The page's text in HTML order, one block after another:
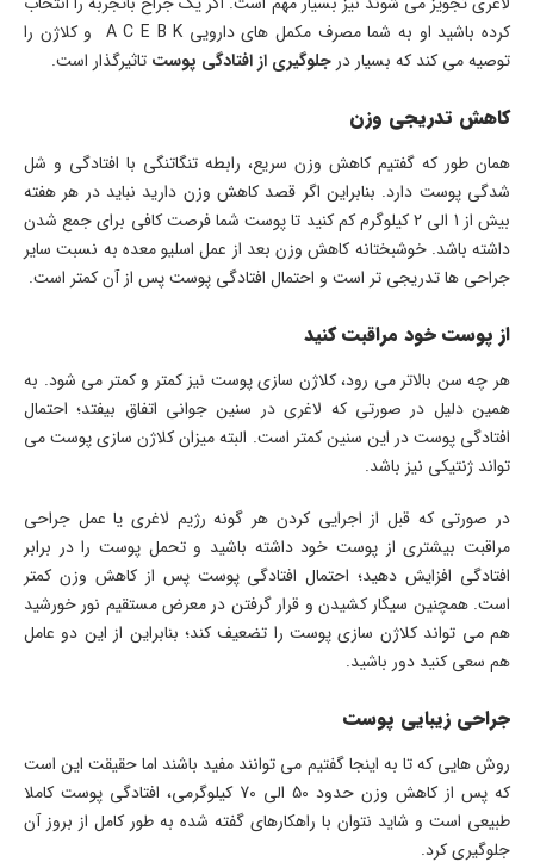
کرده باشید او به شما مصرف مکمل های دارویی A C E B K و کلاژن را
توصیه می کند که بسیار درجلوگیری از افتادگی پوست تاثیرگذار است.
کاهش تدریجی وزن
همان طور که گفتیم کاهش وزن سریع، رابطه تنگاتنگی با افتادگی و شل
شدگی پوست دارد. بنابراین اگر قصد کاهش وزن دارید نباید در هر هفته
بیش از 1 الی 2 کیلوگرم کم کنید تا پوست شما فرصت کافی برای جمع شدن
داشته باشد. خوشبختانه کاهش وزن بعد از عمل اسلیو معده به نسبت سایر
جراحی ها تدریجی تر است و احتمال افتادگی پوست پس از آن کمتر است.
از پوست خود مراقبت کنید
هر چه سن بالاتر می رود، کلاژن سازی پوست نیز کمتر و کمتر می شود. به
همین دلیل در صورتی که لاغری در سنین جوانی اتفاق بیفتد؛ احتمال
افتادگی پوست در این سنین کمتر است. البته میزان کلاژن سازی پوست می
تواند ژنتیکی نیز باشد.
در صورتی که قبل از اجرایی کردن هر گونه رژیم لاغری یا عمل جراحی
مراقبت بیشتری از پوست خود داشته باشید و تحمل پوست را در برابر
افتادگی افزایش دهید؛ احتمال افتادگی پوست پس از کاهش وزن کمتر
است. همچنین سیگار کشیدن و قرار گرفتن در معرض مستقیم نور خورشید
هم می تواند کلاژن سازی پوست را تضعیف کند؛ بنابراین از این دو عامل
هم سعی کنید دور باشید.
جراحی زیبایی پوست
روش هایی که تا به اینجا گفتیم می توانند مفید باشند اما حقیقت این است
که پس از کاهش وزن حدود 50 الی 70 کیلوگرمی، افتادگی پوست کاملا
طبیعی است و شاید نتوان با راهکارهای گفته شده به طور کامل از بروز آن
جلوگیری کرد.